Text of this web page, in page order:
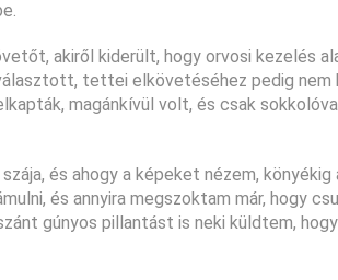
akiről kiderült, hogy orvosi kezelés
tettei elkövetéséhez pedig nem
magánkívül volt, és csak
és ahogy a képeket nézem,
és annyira megszoktam már, hogy
gúnyos pillantást is neki küldtem,